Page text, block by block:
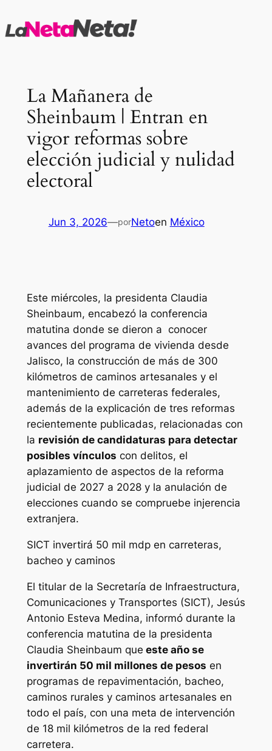
al
La Mañanera de
Sheinbaum | Entran en
vigor reformas sobre
elección judicial y nulidad
electoral
Jun 3, 2026—porNetoen México
Este miércoles, la presidenta Claudia
Sheinbaum, encabezó la conferencia
matutina donde se dieron a conocer
avances del programa de vivienda desde
Jalisco, la construcción de más de 300
kilómetros de caminos artesanales y el
mantenimiento de carreteras federales,
además de la explicación de tres reformas
recientemente publicadas, relacionadas con
la revisión de candidaturas para detectar
posibles vínculos con delitos, el
aplazamiento de aspectos de la reforma
judicial de 2027 a 2028 y la anulación de
elecciones cuando se compruebe injerencia
extranjera.
SICT invertirá 50 mil mdp en carreteras,
bacheo y caminos
El titular de la Secretaría de Infraestructura,
Comunicaciones y Transportes (SICT), Jesús
Antonio Esteva Medina, informó durante la
conferencia matutina de la presidenta
Claudia Sheinbaum que este año se
invertirán 50 mil millones de pesos en
programas de repavimentación, bacheo,
caminos rurales y caminos artesanales en
todo el país, con una meta de intervención
de 18 mil kilómetros de la red federal
carretera.